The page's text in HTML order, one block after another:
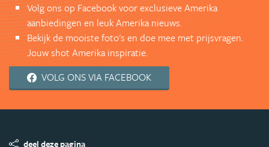
Volg ons op Facebook voor exclusieve Amerika
aanbiedingen en leuk Amerika nieuws.
Bekijk de mooiste foto's en doe mee met prijsvragen.
Jouw shot Amerika inspiratie.
VOLG ONS VIA FACEBOOK
deel deze pagina